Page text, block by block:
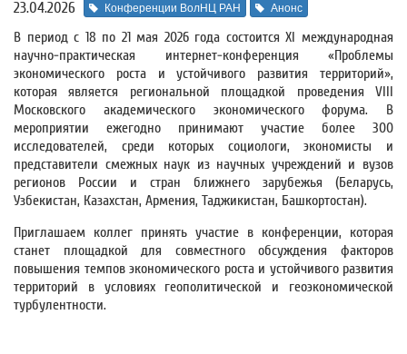
23.04.2026 Конференции ВолНЦ РАН Анонс
В период с 18 по 21 мая 2026 года состоится XI международная
научно-практическая интернет-конференция «Проблемы
экономического роста и устойчивого развития территорий»,
которая является региональной площадкой проведения VIII
Московского академического экономического форума. В
мероприятии ежегодно принимают участие более 300
исследователей, среди которых социологи, экономисты и
представители смежных наук из научных учреждений и вузов
регионов России и стран ближнего зарубежья (Беларусь,
Узбекистан, Казахстан, Армения, Таджикистан, Башкортостан).
Приглашаем коллег принять участие в конференции, которая
станет площадкой для совместного обсуждения факторов
повышения темпов экономического роста и устойчивого развития
территорий в условиях геополитической и геоэкономической
турбулентности.